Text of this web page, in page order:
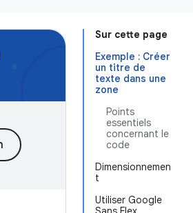
Sur cette page
Exemple : Créer
un titre de
texte dans une
zone
Points
essentiels
concernant le
code
Dimensionnemen
t
Utiliser Google